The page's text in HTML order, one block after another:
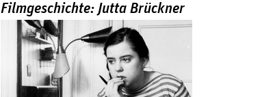
Filmgeschichte: Jutta Brückner